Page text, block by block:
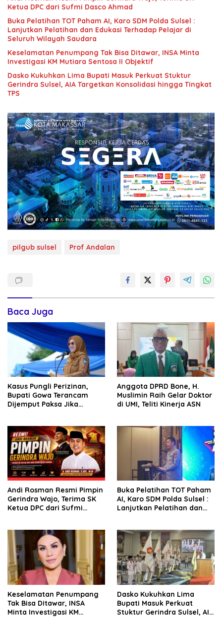
Ketua DPC dari Sufmi Dasco Ahmad
Buka Pelatihan TOT Paham AI, Karo SDM Polda Sulsel :
Lanjutkan Pelatihan dan Edukasi Terhadap Pelajar di
Seluruh Wilayah Saudara
Keselamatan Penumpang Tak Bisa Ditawar, INSA Minta
Investigasi KM Mutiara Sentosa II Objektif
Dasko Kukuhkan Lima Bupati Masuk Perkuat Stuktur
Gerindra Sulsel, AIA Targetkan Konsolidasi hingga Tingkat
TPS
pilgub sulsel Prof Andalan
Baca Juga
Kasus Pungli Perizinan,
Bupati Gowa Terancam
Dijemput Paksa Jika
Anggota DPRD Bone, H.
Muslimin Raih Gelar Doktor
di UMI, Teliti Kinerja ASN
Andi Rosman Resmi Pimpin
Gerindra Wajo, Terima SK
Ketua DPC dari Sufmi
Buka Pelatihan TOT Paham
AI, Karo SDM Polda Sulsel :
Lanjutkan Pelatihan dan
Keselamatan Penumpang
Tak Bisa Ditawar, INSA
Minta Investigasi KM
Dasko Kukuhkan Lima
Bupati Masuk Perkuat
Stuktur Gerindra Sulsel, AIA